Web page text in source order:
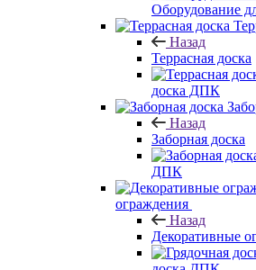
Оборудование
Назад
Террасная доска
доска ДПК
Назад
Заборная доска
ДПК
ограждения
Назад
Декоративные